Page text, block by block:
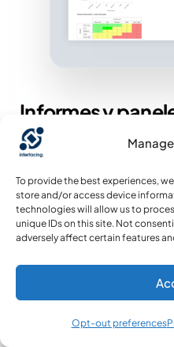
To provide the best experiences,
store and/or access device
technologies will allow us to
unique IDs on this site. Not
adversely affect certain features
Opt-out preferences
Informes y
incidencias
Revise los informes
través de cuadros de
personalizados, que
interactivos y
los datos de los
pueden filtrar,
tomar decisiones